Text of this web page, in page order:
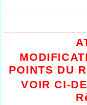
POINTS DU
VOIR CI-